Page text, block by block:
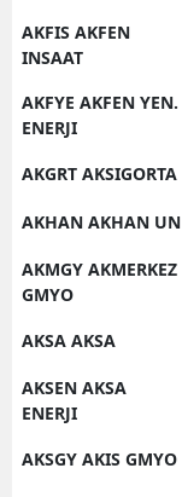
AKFIS AKFEN
INSAAT
AKFYE AKFEN YEN.
ENERJI
AKGRT AKSIGORTA
AKHAN AKHAN UN
AKMGY AKMERKEZ
GMYO
AKSA AKSA
AKSEN AKSA
ENERJI
AKSGY AKIS GMYO